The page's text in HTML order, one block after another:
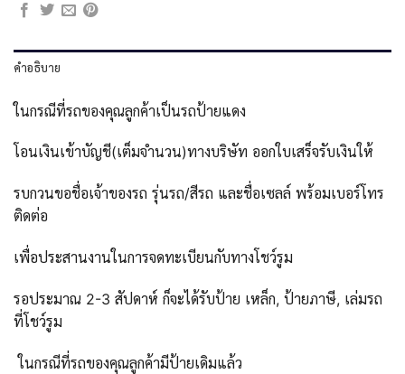
คำอธิบาย
ในกรณีที่รถของคุณลูกค้าเป็นรถป้ายแดง
โอนเงินเข้าบัญชี(เต็มจำนวน)ทางบริษัท ออกใบเสร็จรับเงินให้
รบกวนขอชื่อเจ้าของรถ รุ่นรถ/สีรถ และชื่อเซลล์ พร้อมเบอร์โทร
ติดต่อ
เพื่อประสานงานในการจดทะเบียนกับทางโชว์รูม
รอประมาณ 2-3 สัปดาห์ ก็จะได้รับป้าย เหล็ก, ป้ายภาษี, เล่มรถ
ที่โชว์รูม
ในกรณีที่รถของคุณลูกค้ามีป้ายเดิมแล้ว